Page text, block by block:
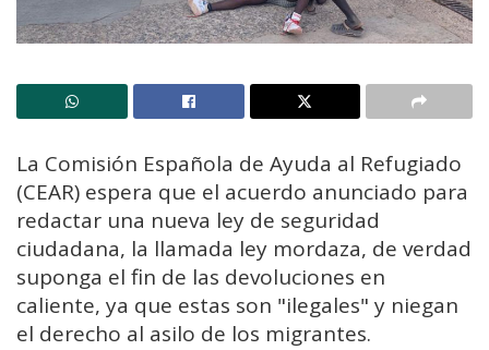
La Comisión Española de Ayuda al Refugiado
(CEAR) espera que el acuerdo anunciado para
redactar una nueva ley de seguridad
ciudadana, la llamada ley mordaza, de verdad
suponga el fin de las devoluciones en
caliente, ya que estas son "ilegales" y niegan
el derecho al asilo de los migrantes.